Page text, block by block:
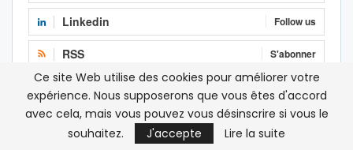
Linkedin Follow us
RSS S'abonner
Facebook J'aime
Ce site Web utilise des cookies pour améliorer votre
expérience. Nous supposerons que vous êtes d'accord
avec cela, mais vous pouvez vous désinscrire si vous le
souhaitez.
J'accepte Lire la suite